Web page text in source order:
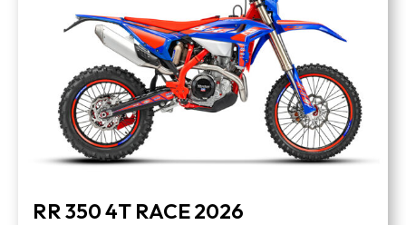
RR 350 4T RACE 2026